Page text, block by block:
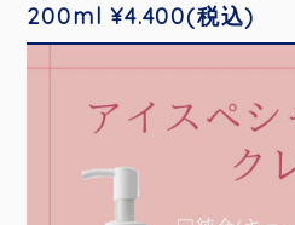
200ml ¥4.400(税込)